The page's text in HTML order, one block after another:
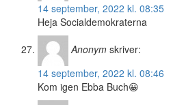
14 september, 2022 kl. 08:35
Heja Socialdemokraterna
Anonym skriver:
14 september, 2022 kl. 08:46
Kom igen Ebba Buch😀